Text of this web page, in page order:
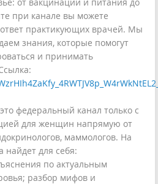
при канале вы можете
практикующих врачей. Мы
знания, которые помогут
и принимать
федеральный канал только с
для женщин напрямую от
маммологов. На
для себя:
по актуальным
разбор мифов и